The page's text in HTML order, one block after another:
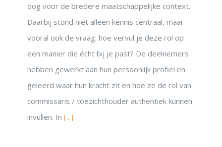
oog voor de bredere maatschappelijke context.
Daarbij stond niet alleen kennis centraal, maar
vooral ook de vraag: hoe vervul je deze rol op
een manier die écht bij je past? De deelnemers
hebben gewerkt aan hun persoonlijk profiel en
geleerd waar hun kracht zit en hoe ze de rol van
commissaris / toezichthouder authentiek kunnen
invullen. In [...]